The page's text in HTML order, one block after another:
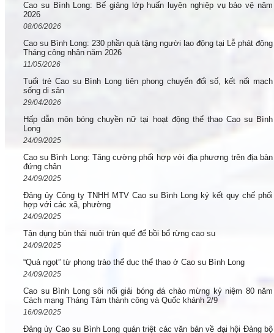
Cao su Bình Long: Bế giảng lớp huấn luyện nghiệp vụ bảo vệ năm
2026
08/06/2026
Cao su Bình Long: 230 phần quà tặng người lao động tại Lễ phát động
Tháng công nhân năm 2026
11/05/2026
Tuổi trẻ Cao su Bình Long tiên phong chuyển đổi số, kết nối mạch
sống di sản
29/04/2026
Hấp dẫn môn bóng chuyền nữ tại hoạt động thể thao Cao su Bình
Long
24/09/2025
Cao su Bình Long: Tăng cường phối hợp với địa phương trên địa bàn
đứng chân
24/09/2025
Đảng ủy Công ty TNHH MTV Cao su Bình Long ký kết quy chế phối
hợp với các xã, phường
24/09/2025
Tận dụng bùn thải nuôi trùn quế để bồi bổ rừng cao su
24/09/2025
“Quả ngọt” từ phong trào thể dục thể thao ở Cao su Bình Long
24/09/2025
Cao su Bình Long sôi nổi giải bóng đá chào mừng kỷ niệm 80 năm
Cách mạng Tháng Tám thành công và Quốc khánh 2/9
16/09/2025
Đảng ủy Cao su Bình Long quán triệt các văn bản về đại hội Đảng bộ